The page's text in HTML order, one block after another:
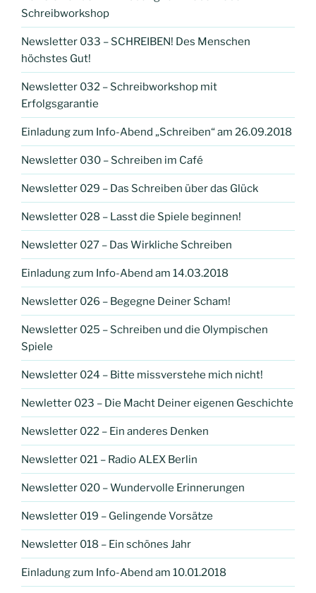
Schreibworkshop
Newsletter 033 – SCHREIBEN! Des Menschen
höchstes Gut!
Newsletter 032 – Schreibworkshop mit
Erfolgsgarantie
Einladung zum Info-Abend „Schreiben“ am 26.09.2018
Newsletter 030 – Schreiben im Café
Newsletter 029 – Das Schreiben über das Glück
Newsletter 028 – Lasst die Spiele beginnen!
Newsletter 027 – Das Wirkliche Schreiben
Einladung zum Info-Abend am 14.03.2018
Newsletter 026 – Begegne Deiner Scham!
Newsletter 025 – Schreiben und die Olympischen
Spiele
Newsletter 024 – Bitte missverstehe mich nicht!
Newletter 023 – Die Macht Deiner eigenen Geschichte
Newsletter 022 – Ein anderes Denken
Newsletter 021 – Radio ALEX Berlin
Newsletter 020 – Wundervolle Erinnerungen
Newsletter 019 – Gelingende Vorsätze
Newsletter 018 – Ein schönes Jahr
Einladung zum Info-Abend am 10.01.2018